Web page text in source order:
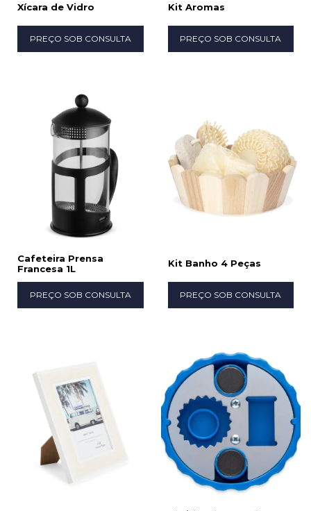
Xícara de Vidro
PREÇO SOB CONSULTA
Kit Aromas
PREÇO SOB CONSULTA
Cafeteira Prensa
Francesa 1L
PREÇO SOB CONSULTA
Kit Banho 4 Peças
PREÇO SOB CONSULTA